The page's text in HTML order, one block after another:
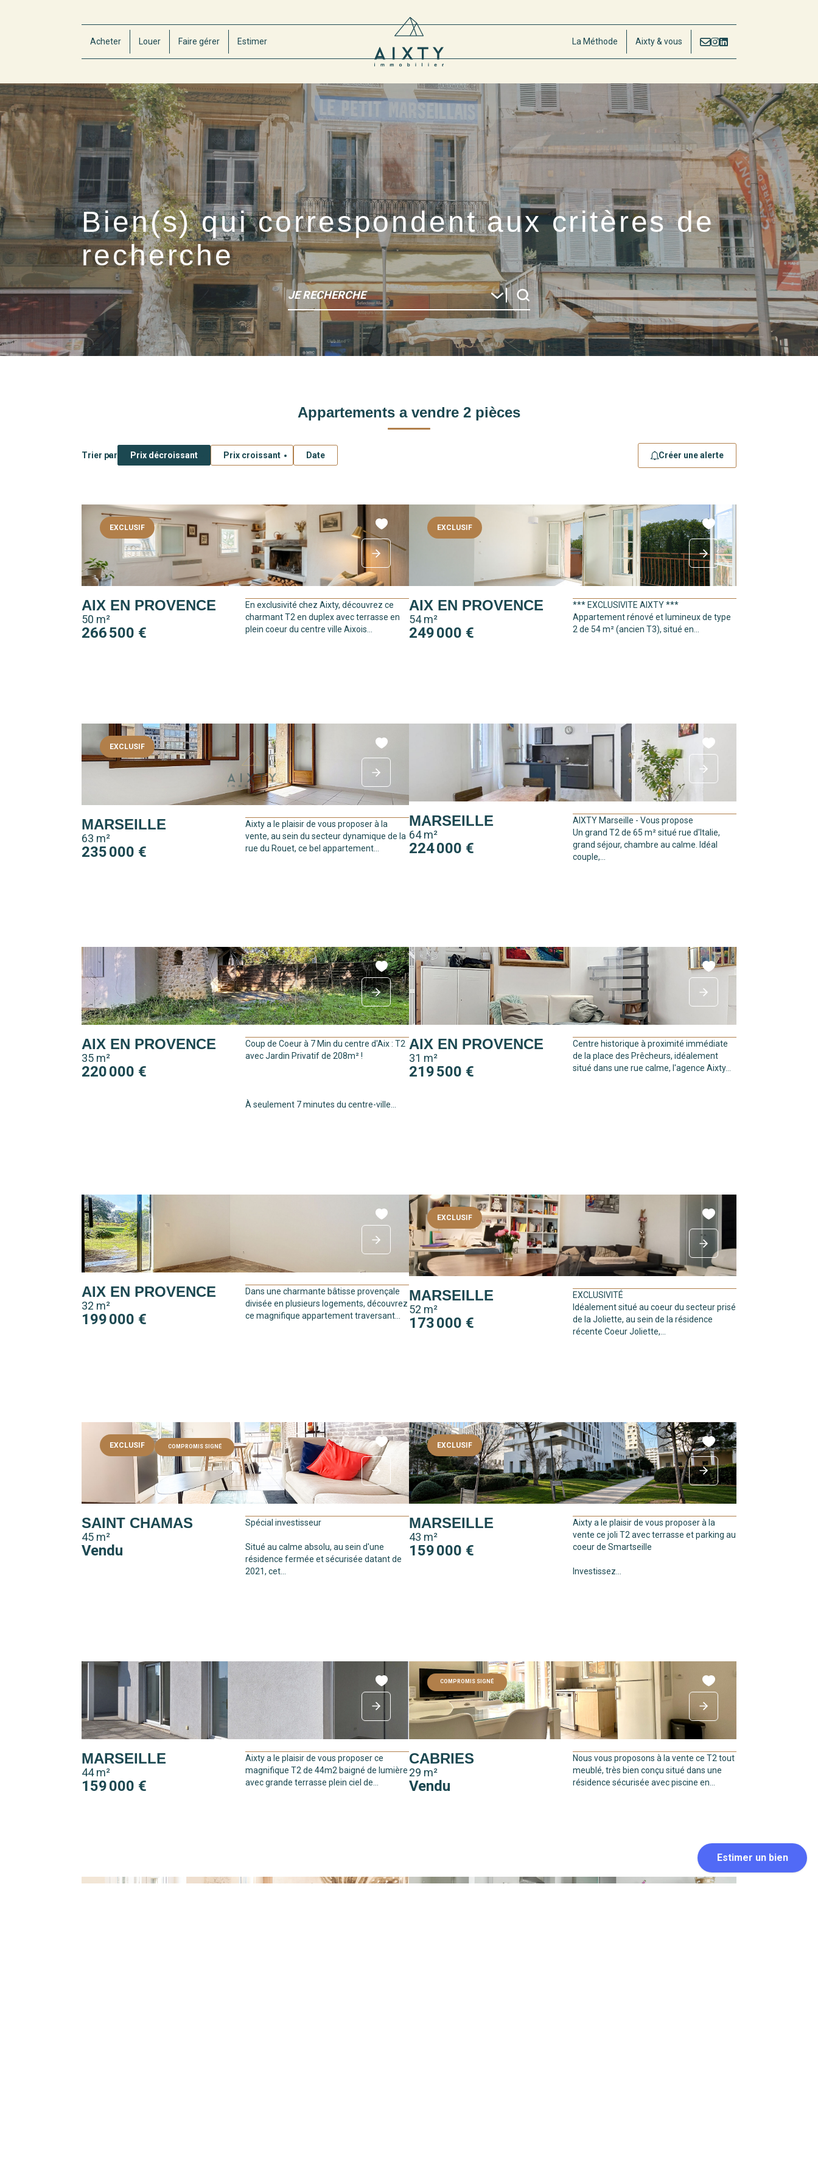
Acheter Louer Faire gérer Estimer La Méthode Aixty & vous
Bien(s) qui correspondent aux critères de
recherche
JE RECHERCHE
Type de bien Localité
Appartements a vendre 2 pièces
Trier par Prix décroissant Prix croissant Date Créer une alerte
EXCLUSIF
AIX EN PROVENCE
50 m²
266 500 €
En exclusivité chez Aixty, découvrez ce
charmant T2 en duplex avec terrasse en
plein coeur du centre ville Aixois...
EXCLUSIF
AIX EN PROVENCE
54 m²
249 000 €
*** EXCLUSIVITE AIXTY ***
Appartement rénové et lumineux de type
2 de 54 m² (ancien T3), situé en...
EXCLUSIF
MARSEILLE
63 m²
235 000 €
Aixty a le plaisir de vous proposer à la
vente, au sein du secteur dynamique de la
rue du Rouet, ce bel appartement...
MARSEILLE
64 m²
224 000 €
AIXTY Marseille - Vous propose
Un grand T2 de 65 m² situé rue d'Italie,
grand séjour, chambre au calme. Idéal
couple,...
AIX EN PROVENCE
35 m²
220 000 €
Coup de Coeur à 7 Min du centre d'Aix : T2
avec Jardin Privatif de 208m² !
À seulement 7 minutes du centre-ville...
AIX EN PROVENCE
31 m²
219 500 €
Centre historique à proximité immédiate
de la place des Prêcheurs, idéalement
situé dans une rue calme, l'agence Aixty...
AIX EN PROVENCE
32 m²
199 000 €
Dans une charmante bâtisse provençale
divisée en plusieurs logements, découvrez
ce magnifique appartement traversant...
EXCLUSIF
MARSEILLE
52 m²
173 000 €
EXCLUSIVITÉ
Idéalement situé au coeur du secteur prisé
de la Joliette, au sein de la résidence
récente Coeur Joliette,...
EXCLUSIF COMPROMIS SIGNÉ
SAINT CHAMAS
45 m²
Vendu
Spécial investisseur
Situé au calme absolu, au sein d'une
résidence fermée et sécurisée datant de
2021, cet...
EXCLUSIF
MARSEILLE
43 m²
159 000 €
Aixty a le plaisir de vous proposer à la
vente ce joli T2 avec terrasse et parking au
coeur de Smartseille
Investissez...
MARSEILLE
44 m²
159 000 €
Aixty a le plaisir de vous proposer ce
magnifique T2 de 44m2 baigné de lumière
avec grande terrasse plein ciel de...
COMPROMIS SIGNÉ
CABRIES
29 m²
Vendu
Nous vous proposons à la vente ce T2 tout
meublé, très bien conçu situé dans une
résidence sécurisée avec piscine en...